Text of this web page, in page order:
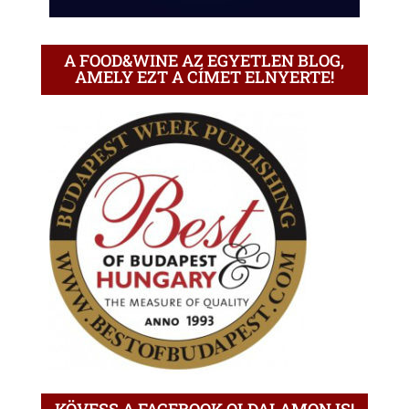
A FOOD&WINE AZ EGYETLEN BLOG,
AMELY EZT A CÍMET ELNYERTE!